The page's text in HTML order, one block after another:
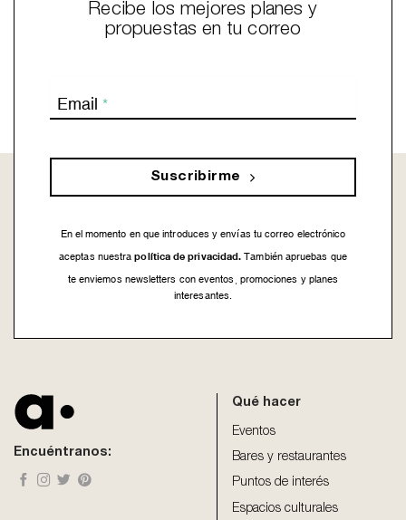
Recibe los mejores planes y
propuestas en tu correo
Email *
Suscribirme
En el momento en que introduces y envías tu correo electrónico
aceptas nuestra política de privacidad. También apruebas que
te enviemos newsletters con eventos, promociones y planes
interesantes.
left
Encuéntranos:
Qué hacer
Eventos
Bares y restaurantes
Puntos de interés
Espacios culturales